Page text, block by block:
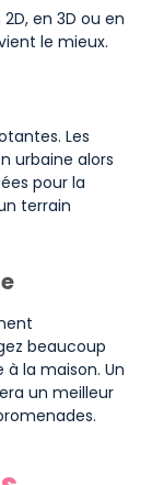
en 3D ou en
le mieux.
Les
urbaine alors
pour la
terrain
beaucoup
à la maison. Un
un meilleur